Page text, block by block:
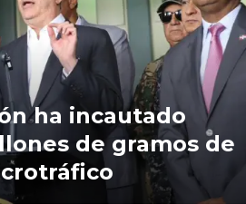
ha incautado
de gramos de